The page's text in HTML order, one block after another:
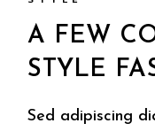
A FEW
STYLE
Sed adipiscing